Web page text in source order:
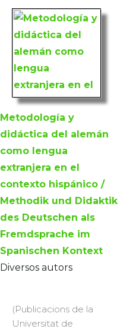
Metodología y
didáctica del alemán
como lengua
extranjera en el
contexto hispánico /
Methodik und Didaktik
des Deutschen als
Fremdsprache im
Spanischen Kontext
Diversos autors
(Publicacions de la
Universitat de